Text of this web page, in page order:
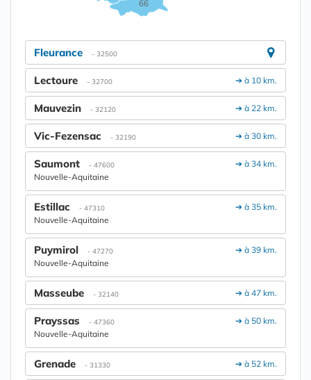
66
Fleurance - 32500
➔ à 10 km.
Lectoure - 32700
➔ à 22 km.
Mauvezin - 32120
➔ à 30 km.
Vic-Fezensac - 32190
➔ à 34 km.
Saumont - 47600
Nouvelle-Aquitaine
➔ à 35 km.
Estillac - 47310
Nouvelle-Aquitaine
➔ à 39 km.
Puymirol - 47270
Nouvelle-Aquitaine
➔ à 47 km.
Masseube - 32140
➔ à 50 km.
Prayssas - 47360
Nouvelle-Aquitaine
➔ à 52 km.
Grenade - 31330